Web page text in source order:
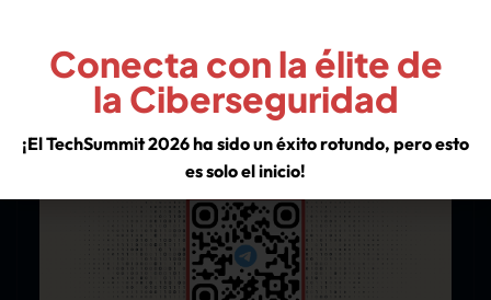
Conecta con la élite de
la Ciberseguridad
¡El TechSummit 2026 ha sido un éxito rotundo, pero esto
es solo el inicio!
Descubre los insights de los líderes de la industria y asegura
tu lugar en nuestra comunidad para no perderte las
sorpresas que tenemos preparadas para el resto del año.